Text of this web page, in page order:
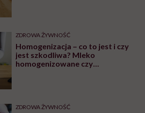
ZDROWA ŻYWNOŚĆ
Homogenizacja – co to jest i czy
jest szkodliwa? Mleko
homogenizowane czy
ZDROWA ŻYWNOŚĆ